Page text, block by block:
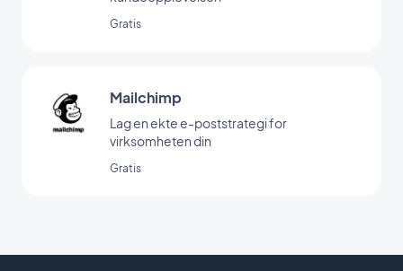
Gratis
Mailchimp
Lag en ekte e-poststrategi for
virksomheten din
Gratis